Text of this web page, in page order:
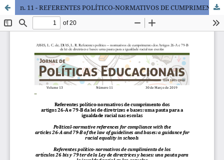
n. 11 - REFERENTES POLÍTICO-NORMATIVOS DE CUMPRIMENTO DOS ARTIGOS 26-A E 79-B DA LEI DE DIRETRIZES E BASES: UMA PAUTA PARA A IGUALDADE RACIAL NAS ESCOLAS